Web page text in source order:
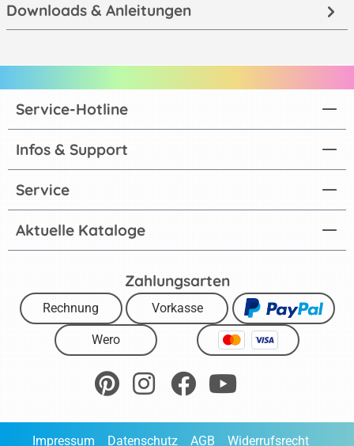
Downloads & Anleitungen
Aktuelle Kataloge
Service-Hotline
Infos & Support
Service
Zahlungsarten
Rechnung Vorkasse
Wero
Impressum Datenschutz AGB Widerrufsrecht